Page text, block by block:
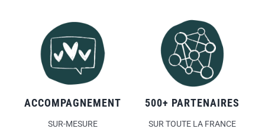
ACCOMPAGNEMENT
SUR-MESURE
500+ PARTENAIRES
SUR TOUTE LA FRANCE